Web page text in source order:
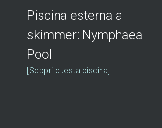
Piscina esterna a
skimmer: Nymphaea
Pool
[Scopri questa piscina]